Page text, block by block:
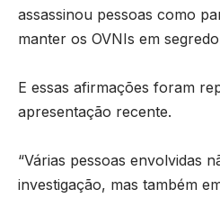
assassinou pessoas como
manter os OVNIs em
E essas afirmações foram
apresentação recente.
“Várias pessoas envolvidas
investigação, mas também